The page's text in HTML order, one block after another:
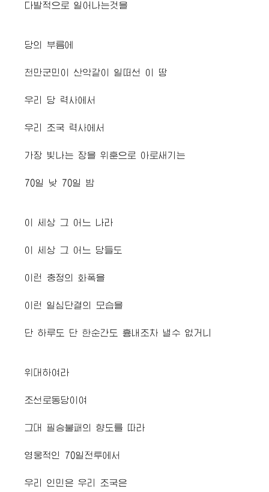
다발적으로 일어나는것을
당의 부름에
천만군민이 산악같이 일떠선 이 땅
우리 당 력사에서
우리 조국 력사에서
가장 빛나는 장을 위훈으로 아로새기는
70일 낮 70일 밤
이 세상 그 어느 나라
이 세상 그 어느 당들도
이런 충정의 화폭을
이런 일심단결의 모습을
단 하루도 단 한순간도 흉내조차 낼수 없거니
위대하여라
조선로동당이여
그대 필승불패의 향도를 따라
영웅적인 70일전투에서
우리 인민은 우리 조국은